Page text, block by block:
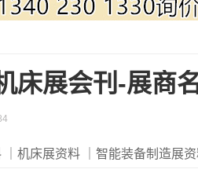
床展会刊-展商
｜机床展资料 ｜智能装备制造展